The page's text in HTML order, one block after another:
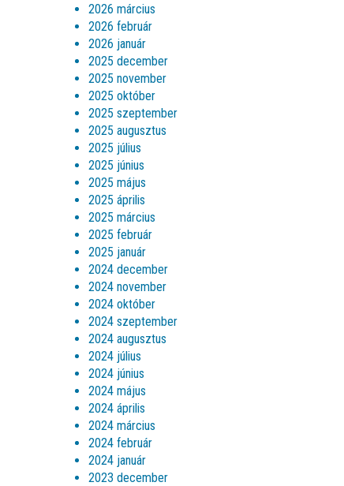
2026 március
2026 február
2026 január
2025 december
2025 november
2025 október
2025 szeptember
2025 augusztus
2025 július
2025 június
2025 május
2025 április
2025 március
2025 február
2025 január
2024 december
2024 november
2024 október
2024 szeptember
2024 augusztus
2024 július
2024 június
2024 május
2024 április
2024 március
2024 február
2024 január
2023 december